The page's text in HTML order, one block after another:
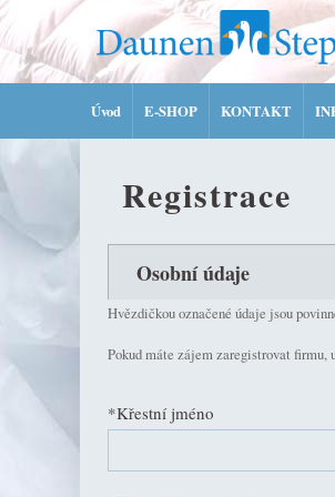
Úvod E-SHOP KONTAKT
Registrace
Osobní údaje
Hvězdičkou označené údaje jsou
Pokud máte zájem zaregistrovat
*Křestní jméno